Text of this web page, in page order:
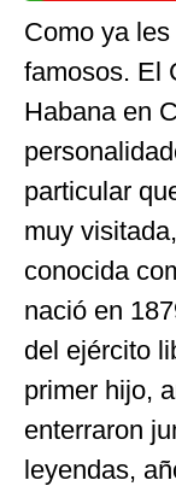
Como ya
famosos. El
Habana en
particular
muy
conocida
nació en
del ejército
primer hijo,
enterraron
leyendas,